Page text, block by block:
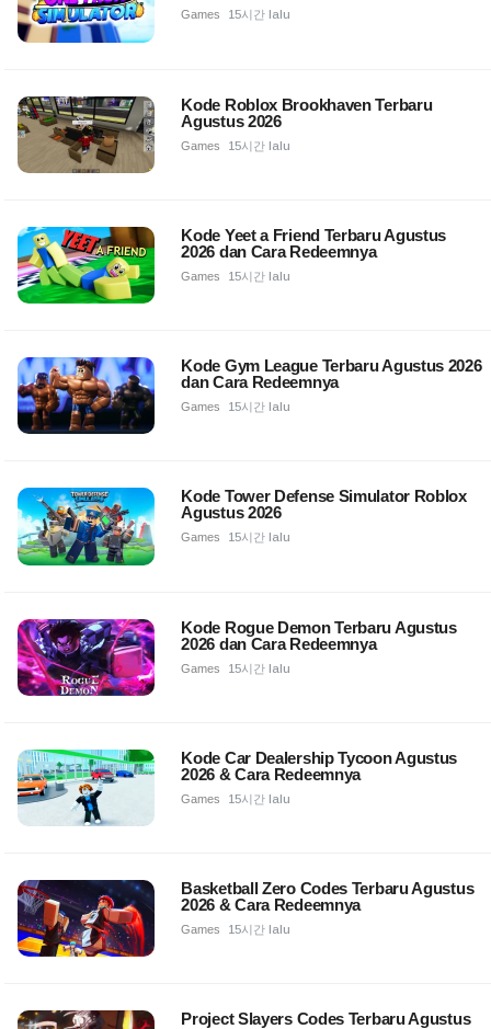
Games 15시간 lalu
Kode Roblox Brookhaven Terbaru
Agustus 2026
Games 15시간 lalu
Kode Yeet a Friend Terbaru Agustus
2026 dan Cara Redeemnya
Games 15시간 lalu
Kode Gym League Terbaru Agustus 2026
dan Cara Redeemnya
Games 15시간 lalu
Kode Tower Defense Simulator Roblox
Agustus 2026
Games 15시간 lalu
Kode Rogue Demon Terbaru Agustus
2026 dan Cara Redeemnya
Games 15시간 lalu
Kode Car Dealership Tycoon Agustus
2026 & Cara Redeemnya
Games 15시간 lalu
Basketball Zero Codes Terbaru Agustus
2026 & Cara Redeemnya
Games 15시간 lalu
Project Slayers Codes Terbaru Agustus